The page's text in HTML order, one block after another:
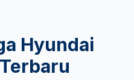
Hyundai